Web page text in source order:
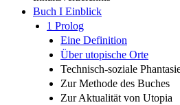
Buch I Einblick
1 Prolog
Eine Definition
Über utopische Orte
Technisch-soziale
Zur Methode des Buches
Zur Aktualität von Utopia